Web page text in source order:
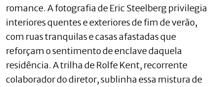
romance. A fotografia de Eric Steelberg privilegia
interiores quentes e exteriores de fim de verão,
com ruas tranquilas e casas afastadas que
reforçam o sentimento de enclave daquela
residência. A trilha de Rolfe Kent, recorrente
colaborador do diretor, sublinha essa mistura de